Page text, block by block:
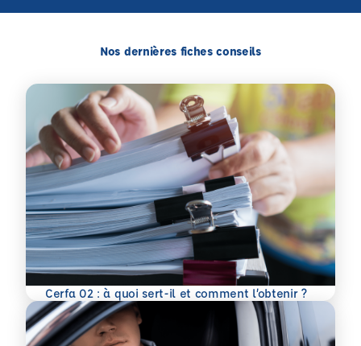
Nos dernières fiches conseils
Cerfa 02 : à quoi sert-il et comment l’obtenir ?
En savoir plus